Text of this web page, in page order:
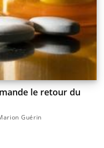
le retour du
Guérin